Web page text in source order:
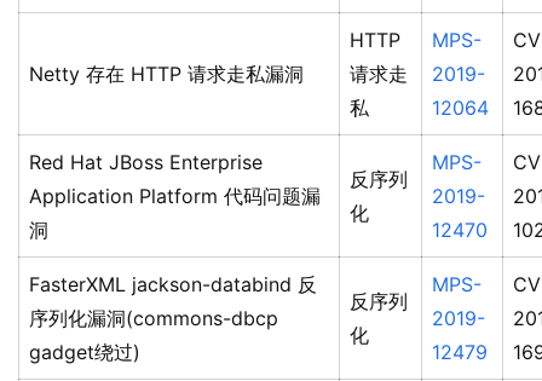
Netty 存在 HTTP 请求走私漏洞
HTTP
请求走
私
MPS-
2019-
12064
Red Hat JBoss Enterprise
Application Platform 代码问题漏
洞
反序列
化
MPS-
2019-
12470
FasterXML jackson-databind 反
序列化漏洞(commons-dbcp
gadget绕过)
反序列
化
MPS-
2019-
12479